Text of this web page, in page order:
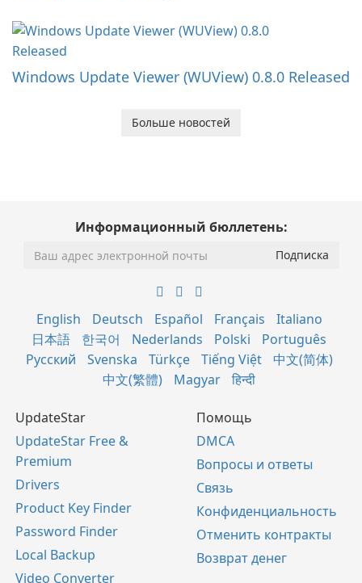
Windows Update Viewer (WUView) 0.8.0 Released
Больше новостей
Информационный бюллетень:
English Deutsch Español Français
Italiano
日本語
한국어 Nederlands Polski
Português
Русский
Svenska Türkçe Tiếng Việt
中文(简体)
中文(繁體)
Magyar हिन्दी
UpdateStar
UpdateStar Free &
Premium
Drivers
Product Key Finder
Password Finder
Local Backup
Video Converter
Помощь
DMCA
Вопросы и ответы
Связь
Конфиденциальность
Отменить контракты
Возврат денег